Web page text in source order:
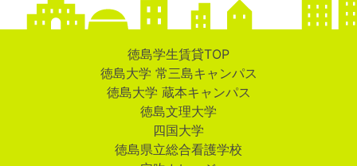
徳島学生賃貸TOP
徳島大学 常三島キャンパス
徳島大学 蔵本キャンパス
徳島文理大学
四国大学
徳島県立総合看護学校